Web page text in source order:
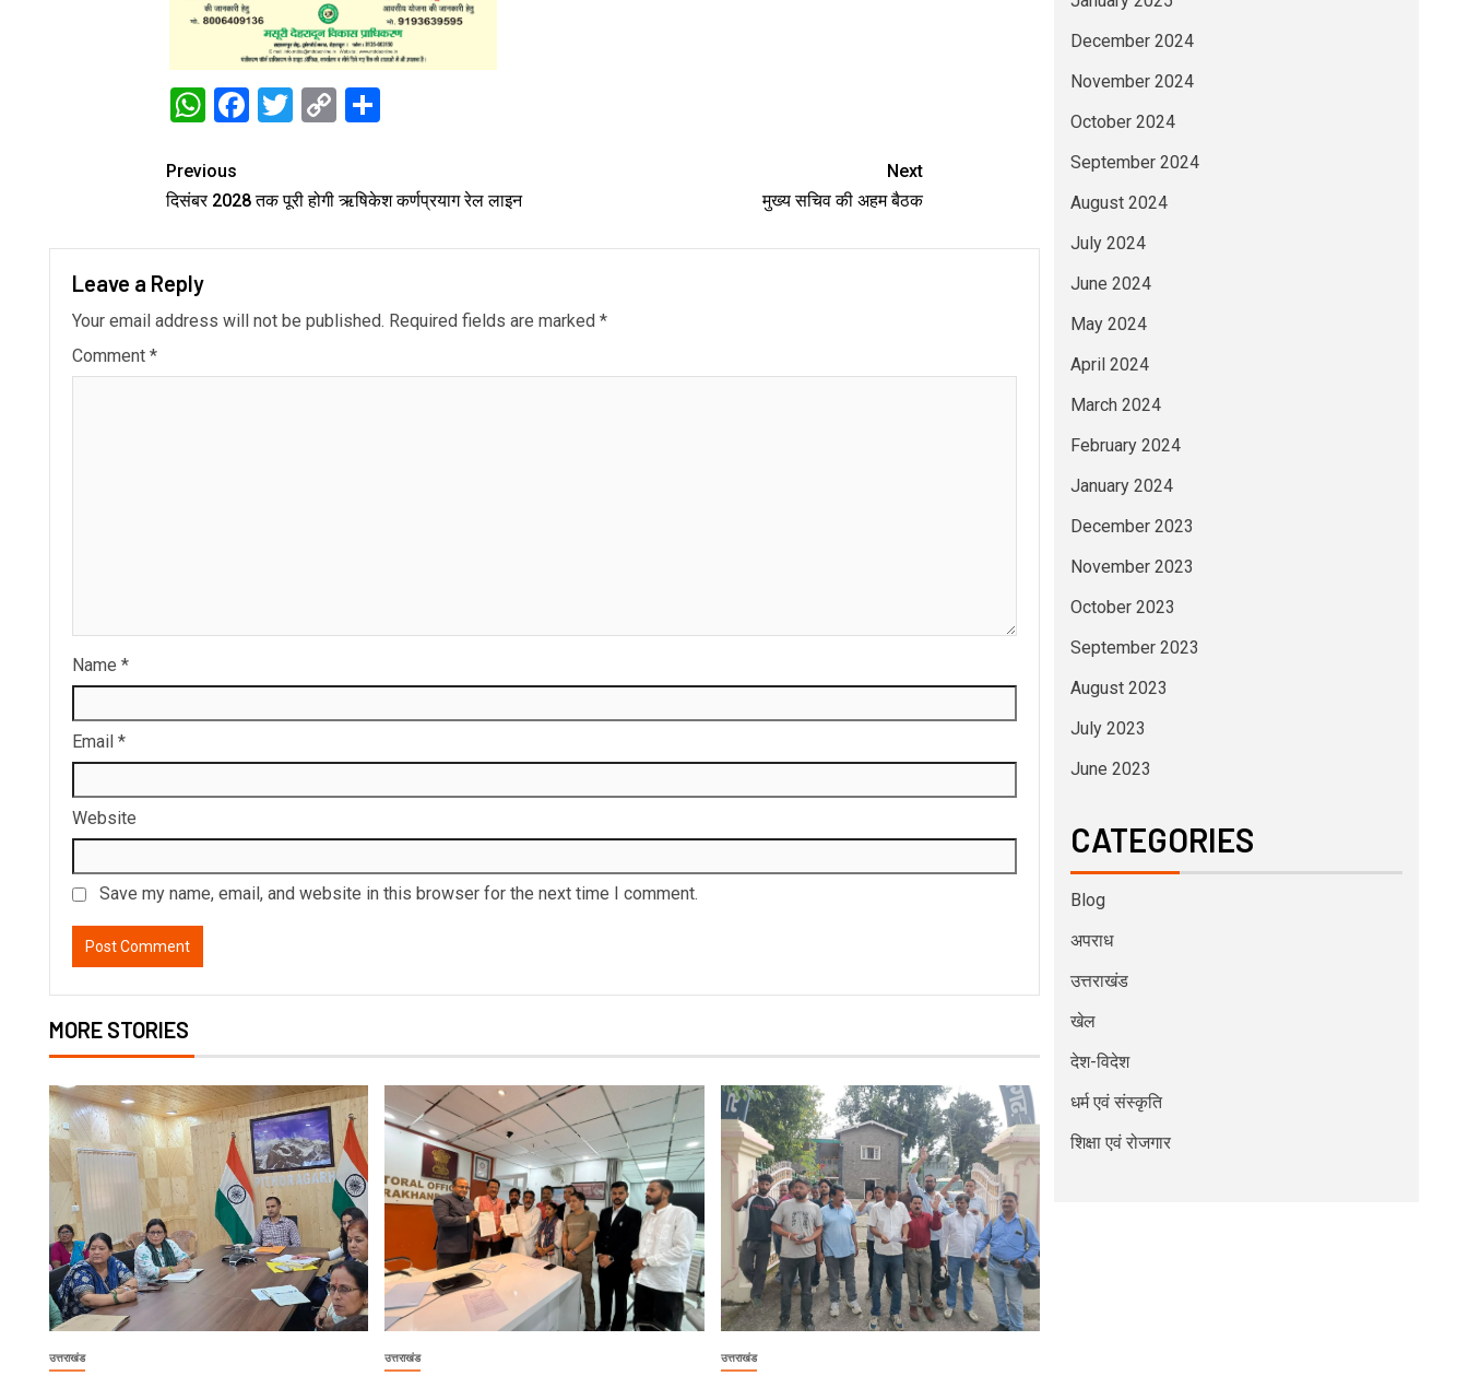
WhatsApp
Facebook
Twitter
CopyShare
Previous
दिसंबर 2028 तक पूरी होगी ऋषिकेश कर्णप्रयाग रेल लाइन
Next
मुख्य सचिव की अहम बैठक
Leave a Reply
Your email address will not be published. Required fields are marked *
Comment *
Name *
Email *
Website
Save my name, email, and website in this browser for the next time I comment.
MORE STORIES
उत्तराखंड उत्तराखंड उत्तराखंड
December 2024
November 2024
October 2024
September 2024
August 2024
July 2024
June 2024
May 2024
April 2024
March 2024
February 2024
January 2024
December 2023
November 2023
October 2023
September 2023
August 2023
July 2023
June 2023
CATEGORIES
Blog
अपराध
उत्तराखंड
खेल
देश-विदेश
धर्म एवं संस्कृति
शिक्षा एवं रोजगार